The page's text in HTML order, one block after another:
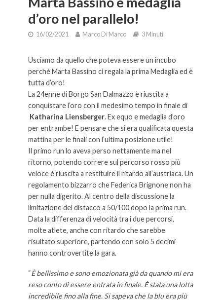
d’oro nel parallelo!
16/02/2021 Marco Di Marco 3 Minuti
Usciamo da quello che poteva essere un incubo
perché Marta Bassino ci regala la prima Medaglia ed è
tutta d’oro!
La 24enne di Borgo San Dalmazzo è riuscita a
conquistare l’oro con il medesimo tempo in finale di
Katharina Liensberger. Ex equo e medaglia d’oro
per entrambe! E pensare che si era qualificata questa
mattina per le finali con l’ultima posizione utile!
Il primo run lo aveva perso nettamente ma nel
ritorno, potendo correre sul percorso rosso più
veloce è riuscita a restituire il ritardo all’austriaca. Un
regolamento bizzarro che Federica Brignone non ha
per nulla digerito. Al centro della discussione la
limitazione del distacco a 50/100 dopo la prima run.
Data la differenza di velocità tra i due percorsi,
molte atlete, anche con ritardo che sarebbe
risultato superiore, partendo con solo 5 decimi
hanno controvertite la gara.
“È bellissimo e sono emozionata già da quando mi era
reso conto di essere entrata in finale. È stata una lotta
incredibile fino alla fine. Si sapeva che la blu era più